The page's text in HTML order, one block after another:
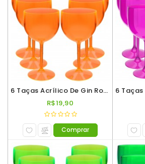
6 Taças Acrílico De Gin Roder 560ml Laranja Neon
R$19,90
Comprar